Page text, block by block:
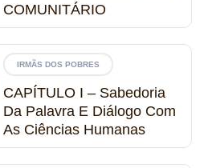
COMUNITÁRIO
IRMÃS DOS POBRES
CAPÍTULO I – Sabedoria
Da Palavra E Diálogo Com
As Ciências Humanas